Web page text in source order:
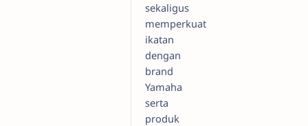
sekaligus
memperkuat
ikatan
dengan
brand
Yamaha
serta
produk